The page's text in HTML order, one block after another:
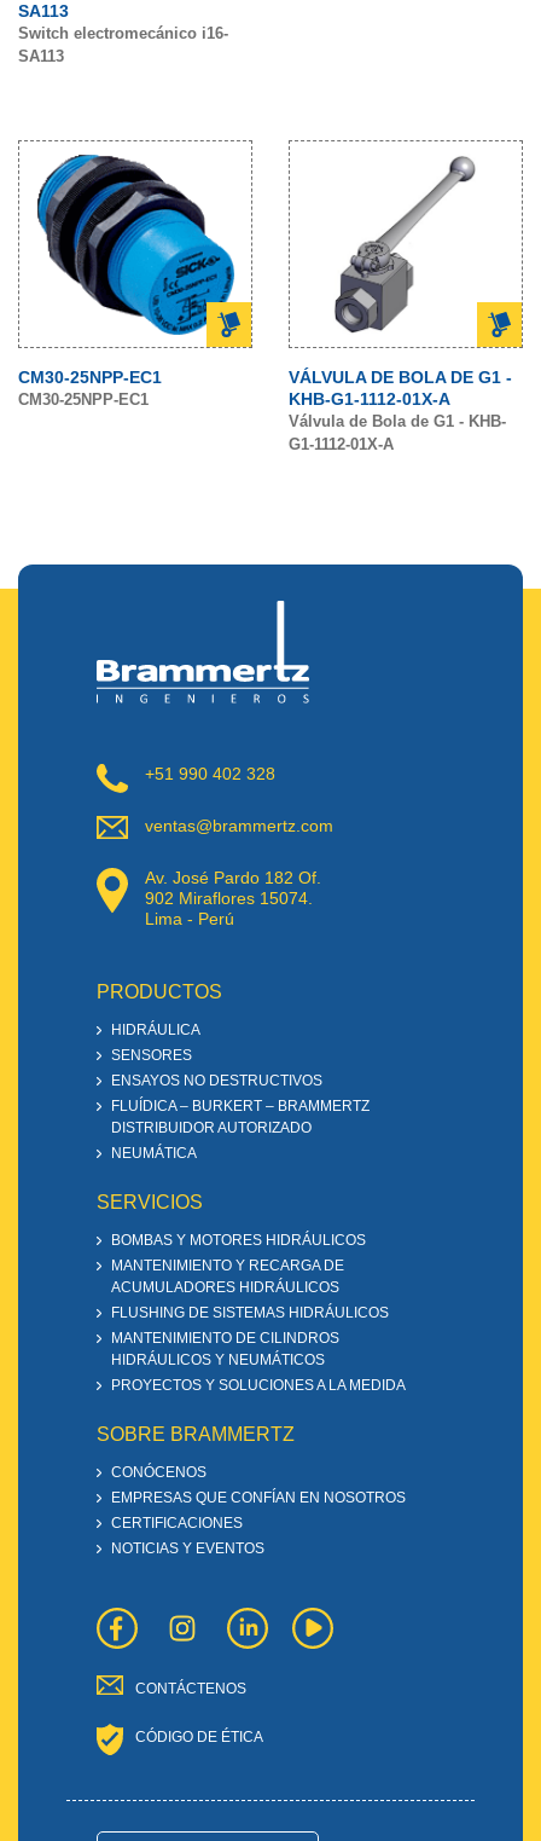
SA113
Switch electromecánico i16-
SA113
CM30-25NPP-EC1
CM30-25NPP-EC1
VÁLVULA DE BOLA DE G1 -
KHB-G1-1112-01X-A
Válvula de Bola de G1 - KHB-
G1-1112-01X-A
+51 990 402 328
ventas@brammertz.com
Av. José Pardo 182 Of.
902 Miraflores 15074.
Lima - Perú
PRODUCTOS
HIDRÁULICA
SENSORES
ENSAYOS NO DESTRUCTIVOS
FLUÍDICA – BURKERT – BRAMMERTZ
DISTRIBUIDOR AUTORIZADO
NEUMÁTICA
SERVICIOS
BOMBAS Y MOTORES HIDRÁULICOS
MANTENIMIENTO Y RECARGA DE
ACUMULADORES HIDRÁULICOS
FLUSHING DE SISTEMAS HIDRÁULICOS
MANTENIMIENTO DE CILINDROS
HIDRÁULICOS Y NEUMÁTICOS
PROYECTOS Y SOLUCIONES A LA MEDIDA
SOBRE BRAMMERTZ
CONÓCENOS
EMPRESAS QUE CONFÍAN EN NOSOTROS
CERTIFICACIONES
NOTICIAS Y EVENTOS
CONTÁCTENOS
CÓDIGO DE ÉTICA